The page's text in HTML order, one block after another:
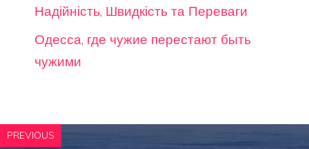
Надійність, Швидкість та Переваги
Одесса, где чужие перестают быть
чужими
PREVIOUS